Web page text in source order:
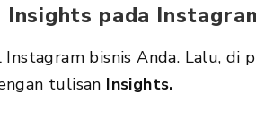
pada
bisnis Anda. Lalu, di
tulisan Insights.